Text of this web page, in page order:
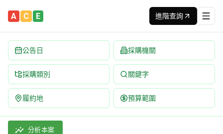
A C E 進階查詢
公告日 採購機關
採購類別 關鍵字
履約地 預算範圍
新北市金山區杜鵑公園遮蔭休憩花廊工程 招標公告 | 案號：
採購類別：工程類 圍籬及護欄工程 | 招標方式：公開取得
分析本案